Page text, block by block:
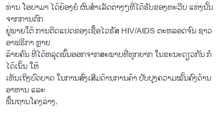
ທ່ານ ໂອບາມາ ໄດ້ຍ້ອງຍໍ ຜົນສຳເລັດຕ່າງໆທີ່ໄດ້ຮັບຂອງທະວີບ ແຫ່ງນັ້ນ
ຈາກການຕົກ
ຢູ່ພາຍໃຕ້ ການຕິດແປດຂອງເຊື້ອໄວຣັສ HIV/AIDS ຕະຫລອດຈົນ ຊາວ​
ອາ​ຟຣິກາ ຫຼາຍ
ລ້າຍ​ຄົນ​ ທີ່​ໄດ້ຫລຸດພົ້ນອອກ​ຈາກ​ສະພາບ​ທີ່​ທຸກ​ຍາກ ​ໃນ​ຂະນະ​ດຽວ​ກັນ ​ກໍ
ໄດ້​ເນັ້ນ​ ໃຫ້
​ເຫັນ​ເຖິງ​ບົດບາດ ​ໃນ​ການ​ສົ່ງເສີມດ້ານການ​ຄ້າ ປັບປຸງຄວາມໝັ້ນຄົງດ້ານ
ອາຫານ ແລະ
ພື້ນຖານໂຄງລ່າງ.
byສຽງອາເມຣິກາ ວີໂອເອລາວ